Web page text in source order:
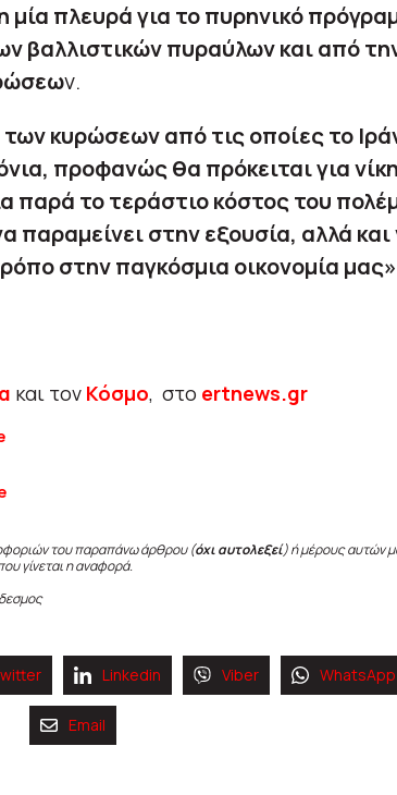
μία πλευρά για το πυρηνικό
βαλλιστικών πυραύλων και από
ν.
κυρώσεων από τις οποίες το
προφανώς θα πρόκειται για
παρά το τεράστιο κόστος του
παραμείνει στην εξουσία, αλλά και
στην παγκόσμια οικονομία μας»
και τον Κόσμο, στο ertnews.gr
του παραπάνω άρθρου (όχι αυτολεξεί) ή μέρους αυτών
γίνεται η αναφορά.
Linkedin Viber WhatsApp
Email